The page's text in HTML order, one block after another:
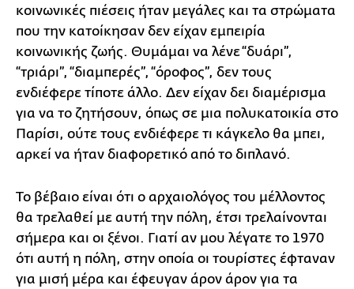
κοινωνικές πιέσεις ήταν μεγάλες και τα στρώματα
που την κατοίκησαν δεν είχαν εμπειρία
κοινωνικής ζωής. Θυμάμαι να λένε “δυάρι”,
“τριάρι”, “διαμπερές”, “όροφος”, δεν τους
ενδιέφερε τίποτε άλλο. Δεν είχαν δει διαμέρισμα
για να το ζητήσουν, όπως σε μια πολυκατοικία στο
Παρίσι, ούτε τους ενδιέφερε τι κάγκελο θα μπει,
αρκεί να ήταν διαφορετικό από το διπλανό.
Το βέβαιο είναι ότι ο αρχαιολόγος του μέλλοντος
θα τρελαθεί με αυτή την πόλη, έτσι τρελαίνονται
σήμερα και οι ξένοι. Γιατί αν μου λέγατε το 1970
ότι αυτή η πόλη, στην οποία οι τουρίστες έφταναν
για μισή μέρα και έφευγαν άρον άρον για τα